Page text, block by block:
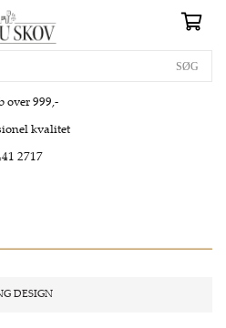
over 999,-
kvalitet
2717
DESIGN